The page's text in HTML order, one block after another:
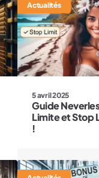
Actualités
5 avril 2025
Guide
Limite et Stop
!